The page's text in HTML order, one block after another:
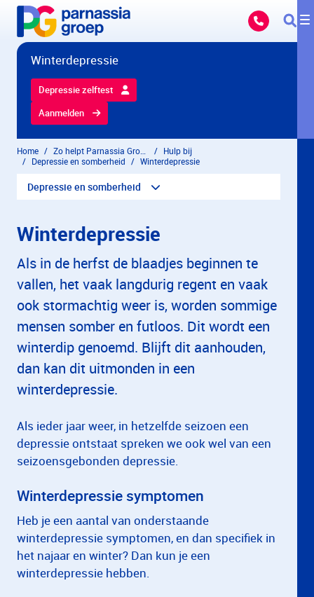
Overslaan en naar hoofdinhoud gaan
Winterdepressie
Depressie zelftest
Aanmelden
Home
Hulp bij
Depressie en somberheid
Winterdepressie
Depressie en somberheid
Winterdepressie
Als in de herfst de blaadjes beginnen te
vallen, het vaak langdurig regent en vaak
ook stormachtig weer is, worden sommige
mensen somber en futloos. Dit wordt een
winterdip genoemd. Blijft dit aanhouden,
dan kan dit uitmonden in een
winterdepressie.
Als ieder jaar weer, in hetzelfde seizoen een
depressie ontstaat spreken we ook wel van een
seizoensgebonden depressie.
Winterdepressie symptomen
Heb je een aantal van onderstaande
winterdepressie symptomen, en dan specifiek in
het najaar en winter? Dan kun je een
winterdepressie hebben.